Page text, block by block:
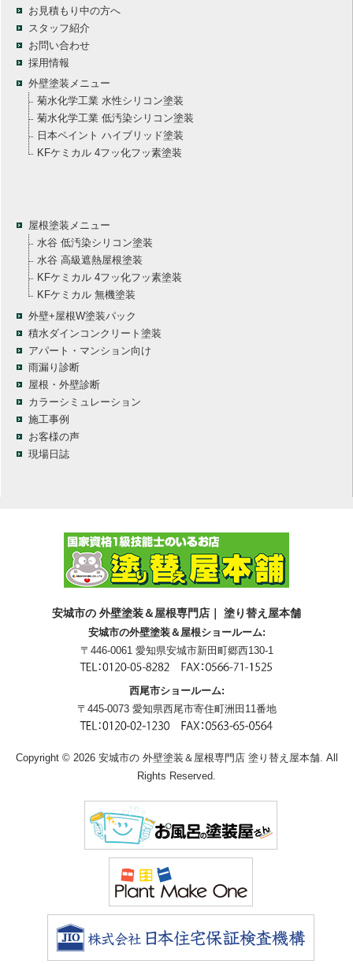
お見積もり中の方へ
スタッフ紹介
お問い合わせ
採用情報
外壁塗装メニュー
菊水化学工業 水性シリコン塗装
菊水化学工業 低汚染シリコン塗装
日本ペイント ハイブリッド塗装
KFケミカル 4フッ化フッ素塗装
屋根塗装メニュー
水谷 低汚染シリコン塗装
水谷 高級遮熱屋根塗装
KFケミカル 4フッ化フッ素塗装
KFケミカル 無機塗装
外壁+屋根W塗装パック
積水ダインコンクリート塗装
アパート・マンション向け
雨漏り診断
屋根・外壁診断
カラーシミュレーション
施工事例
お客様の声
現場日誌
安城市の 外壁塗装＆屋根専門店｜ 塗り替え屋本舗
安城市の外壁塗装＆屋根ショールーム:
〒446-0061 愛知県安城市新田町郷西130-1
西尾市ショールーム:
〒445-0073 愛知県西尾市寄住町洲田11番地
Copyright © 2026 安城市の 外壁塗装＆屋根専門店 塗り替え屋本舗. All
Rights Reserved.